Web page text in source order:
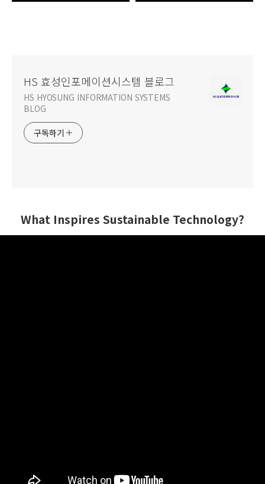
HS 효성인포메이션시스템 블로그
HS HYOSUNG INFORMATION SYSTEMS
BLOG
구독하기
What Inspires Sustainable Technology?